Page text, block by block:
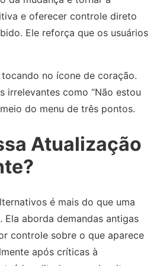
e oferecer controle direto
Ele reforça que os usuários
no ícone de coração.
irrelevantes como “Não estou
do menu de três pontos.
Atualização
é mais do que uma
Ela aborda demandas antigas
controle sobre o que aparece
após críticas à